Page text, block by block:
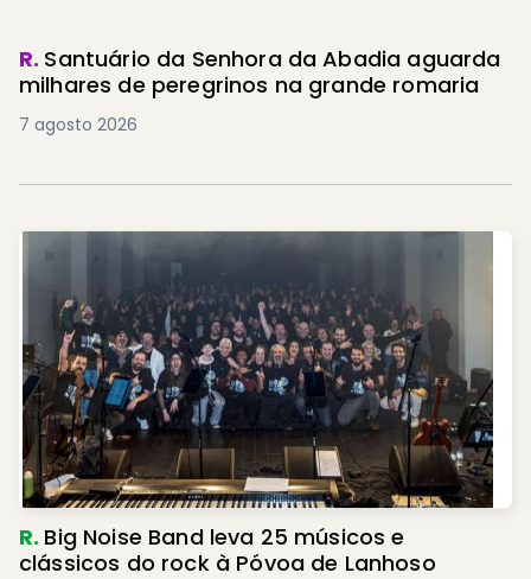
R. Santuário da Senhora da Abadia aguarda
milhares de peregrinos na grande romaria
7 agosto 2026
R. Big Noise Band leva 25 músicos e
clássicos do rock à Póvoa de Lanhoso